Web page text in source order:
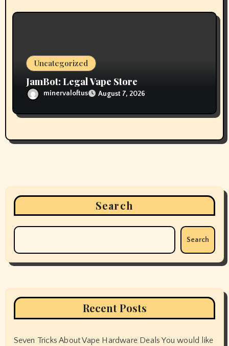
Uncategorized
JamBot: Legal Vape Store
minervaloftus August 7, 2026
Search
Search
Recent Posts
Seven Tricks About Vape Hardware Deals You would like